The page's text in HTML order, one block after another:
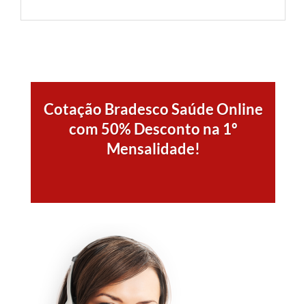
Cotação Bradesco Saúde Online
com 50% Desconto na 1º
Mensalidade!